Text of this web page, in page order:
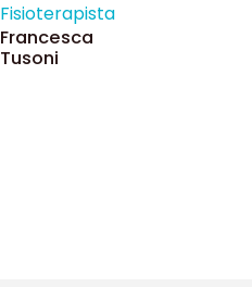
Fisioterapista
Francesca
Tusoni